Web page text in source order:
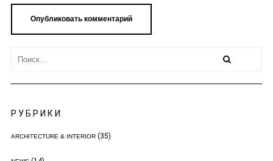
РУБРИКИ
ARCHITECTURE & INTERIOR(35)